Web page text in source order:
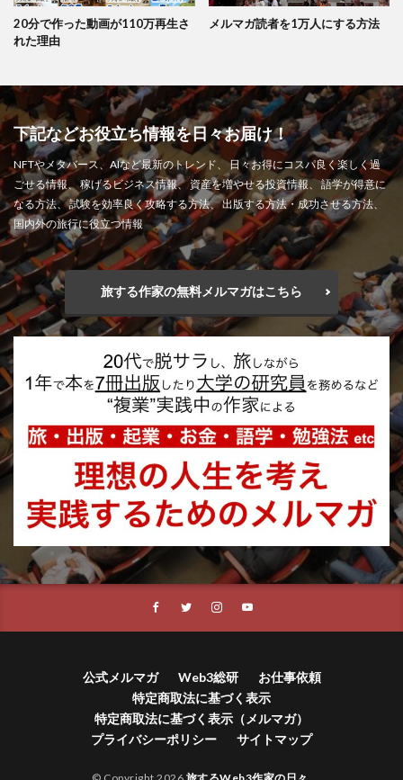
20分で作った動画が110万再生さ
れた理由
メルマガ読者を1万人にする方法
下記などお役立ち情報を日々お届け！
NFTやメタバース、AIなど最新のトレンド、 日々お得にコスパ良く楽しく過
ごせる情報、 稼げるビジネス情報、 資産を増やせる投資情報、 語学が得意に
なる方法、 試験を効率良く攻略する方法、 出版する方法・成功させる方法、
国内外の旅行に役立つ情報
旅する作家の無料メルマガはこちら
公式メルマガ Web3総研
お仕事依頼
特定商取法に基づく表示
特定商取法に基づく表示（メルマガ）
プライバシーポリシー
サイトマップ